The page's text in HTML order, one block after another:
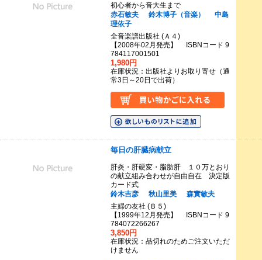
初心者から音大生まで
赤石敏夫
鈴木博子（音楽）
中島
理依子
全音楽譜出版社 (Ａ４)
【2008年02月発売】 ISBNコード 9
784117001501
1,980円
在庫状況：出版社よりお取り寄せ（通
常3日～20日で出荷）
毎日の肝臓病献立
肝炎・肝硬変・脂肪肝 １０万とおり
の献立組み合わせが自由自在 決定版
カード式
鈴木吉彦
秋山里美
森實敏夫
主婦の友社 (Ｂ５)
【1999年12月発売】 ISBNコード 9
784072266267
3,850円
在庫状況：品切れのためご注文いただ
けません